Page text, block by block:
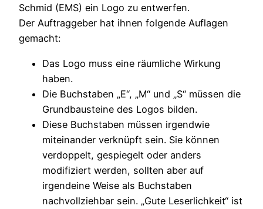
Schmid (EMS) ein Logo zu entwerfen.
Der Auftraggeber hat ihnen folgende Auflagen
gemacht:
Das Logo muss eine räumliche Wirkung
haben.
Die Buchstaben „E“, „M“ und „S“ müssen die
Grundbausteine des Logos bilden.
Diese Buchstaben müssen irgendwie
miteinander verknüpft sein. Sie können
verdoppelt, gespiegelt oder anders
modifiziert werden, sollten aber auf
irgendeine Weise als Buchstaben
nachvollziehbar sein. „Gute Leserlichkeit“ ist